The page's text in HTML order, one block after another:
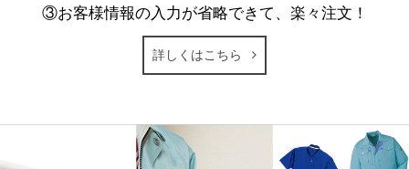
③お客様情報の入力が省略できて、楽々注文！
詳しくはこちら